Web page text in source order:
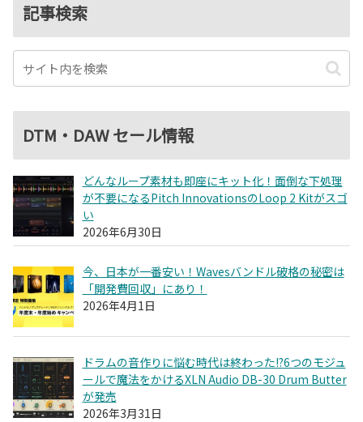
記事検索
DTM・DAW セール情報
どんなループ素材も即座にキット化！面倒な下処理
が不要になるPitch InnovationsのLoop 2 Kitがスゴ
い
2026年6月30日
今、日本が一番安い！Wavesバンドル破格の秘密は
「開発費回収」にあり！
2026年4月1日
ドラムの音作りに悩む時代は終わった!?6つのモジュ
ールで魔法をかけるXLN Audio DB-30 Drum Butter
が発売
2026年3月31日